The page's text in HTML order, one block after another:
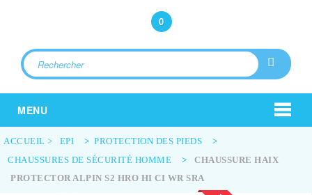
0
MENU
ACCUEIL > EPI > PROTECTION DES PIEDS
>
CHAUSSURES DE SÉCURITÉ HOMME
>
CHAUSSURE HAIX
PROTECTOR ALPIN S2 HRO HI CI WR SRA